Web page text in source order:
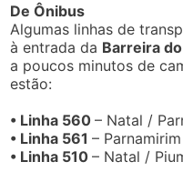
De Ônibus
Algumas linhas de
à entrada da Barreira
a poucos minutos de
estão:
• Linha 560– Natal /
• Linha 561–
• Linha 510– Natal /